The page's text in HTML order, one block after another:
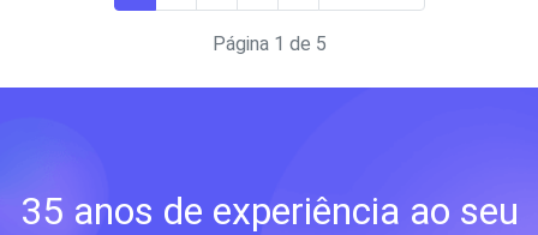
Página 1 de 5
35 anos de experiência ao seu